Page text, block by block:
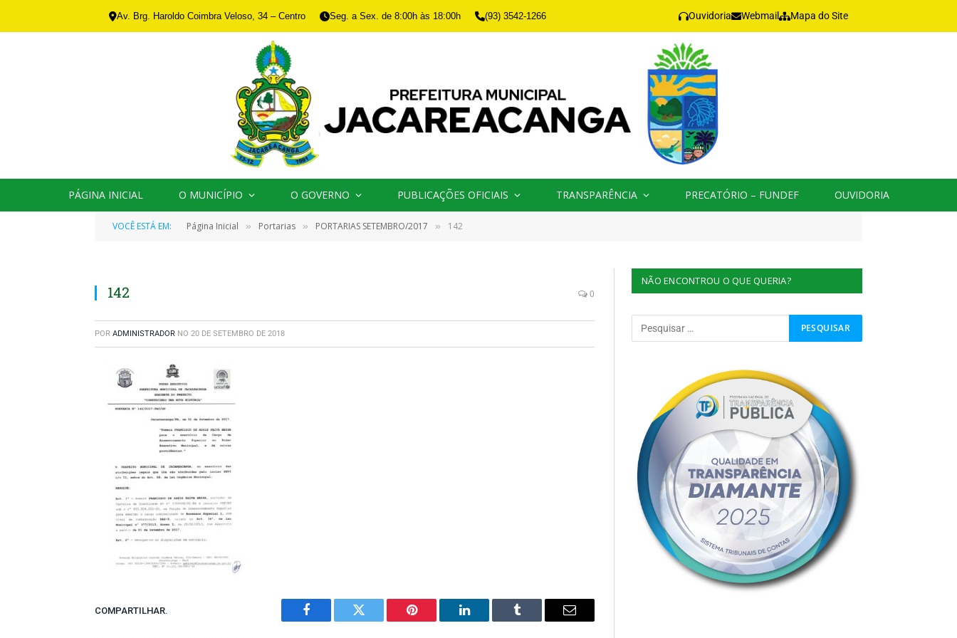
Av. Brg. Haroldo Coimbra Veloso, 34 – Centro Seg. a Sex. de 8:00h às 18:00h (93) 3542-1266 Ouvidoria Webmail Mapa do Site
PÁGINA INICIAL O MUNICÍPIO O GOVERNO PUBLICAÇÕES OFICIAIS TRANSPARÊNCIA PRECATÓRIO – FUNDEF OUVIDORIA
VOCÊ ESTÁ EM: Página Inicial » Portarias » PORTARIAS SETEMBRO/2017 » 142
142 0
POR ADMINISTRADOR NO 20 DE SETEMBRO DE 2018
COMPARTILHAR.
Facebook Twitter Pinterest
O
Tumblr
E-
NÃO ENCONTROU O QUE QUERIA?